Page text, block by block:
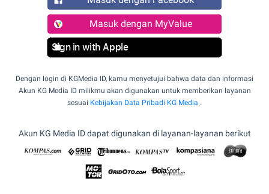
Masuk dengan MyValue
Sign in with Apple
Dengan login di KGMedia ID, kamu menyetujui bahwa data dan informasi
Akun KG Media ID milikmu akan digunakan untuk memberikan layanan
sesuai Kebijakan Data Pribadi KG Media .
Akun KG Media ID dapat digunakan di layanan-layanan berikut